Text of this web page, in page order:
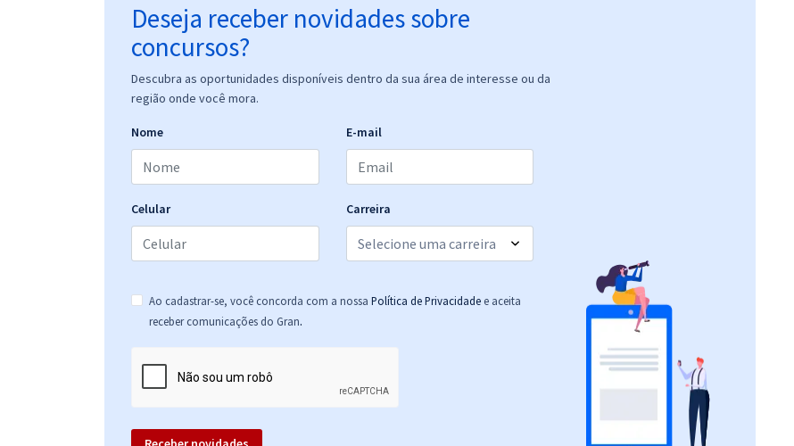
Deseja receber novidades sobre
concursos?
Descubra as oportunidades disponíveis dentro da sua área de interesse ou da
região onde você mora.
Nome E-mail
Celular Carreira
Ao cadastrar-se, você concorda com a nossa Política de Privacidade e aceita
receber comunicações do Gran.